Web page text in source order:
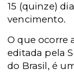
15 (quinze)
vencimento.
O que ocorre
editada pela
do Brasil, é